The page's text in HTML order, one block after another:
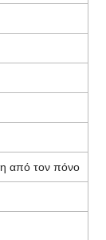
από τον πόνο